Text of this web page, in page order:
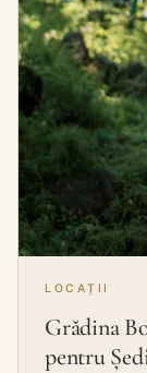
LOCAȚII
Grădina
pentru